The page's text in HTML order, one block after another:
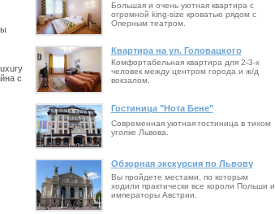
с
Большая и очень уютная квартира с
огромной king-size кроватью рядом с
Оперным театром.
Квартира на ул. Головацкого
Комфортабельная квартира для 2-3-х
человек между центром города и ж/д
вокзалом.
Гостиница "Нота Бене"
Современная уютная гостиница в тихом
уголке Львова.
Обзорная экскурсия по Львову
Вы пройдете местами, по которым
ходили практически все короли Польши и
императоры Австрии.